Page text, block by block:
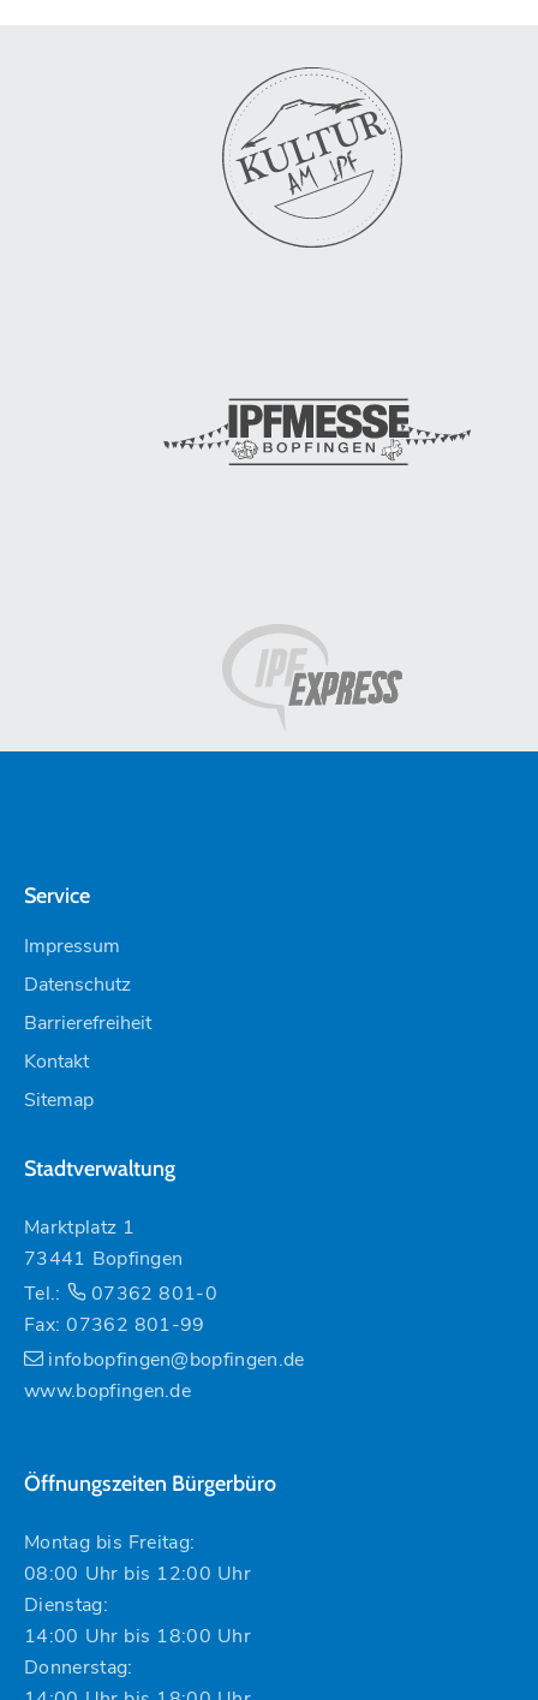
Service
Impressum
Datenschutz
Barrierefreiheit
Kontakt
Sitemap
Stadtverwaltung
Marktplatz 1
73441 Bopfingen
Tel.:
07362 801-0
Fax: 07362 801-99
infobopfingen@bopfingen.de
www.bopfingen.de
Öffnungszeiten Bürgerbüro
Montag bis Freitag:
08:00 Uhr bis 12:00 Uhr
Dienstag:
14:00 Uhr bis 18:00 Uhr
Donnerstag: